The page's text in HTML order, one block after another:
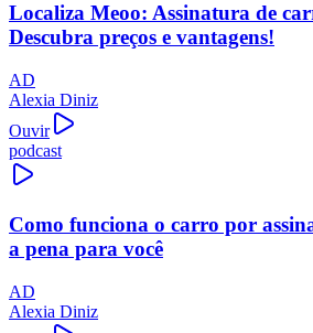
Localiza Meoo: Assinatura de
Descubra preços e vantagens!
AD
Alexia Diniz
Ouvir
podcast
Como funciona o carro por
a pena para você
AD
Alexia Diniz